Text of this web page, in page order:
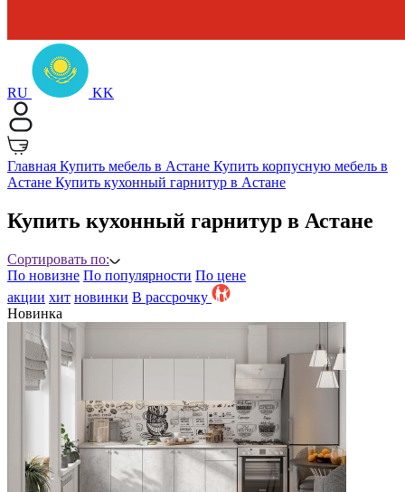
RU KK
Главная Купить мебель в Астане Купить корпусную мебель в
Астане Купить кухонный гарнитур в Астане
Купить кухонный гарнитур в Астане
Сортировать по:
По новизне По популярности По цене
акции хит новинки B рассрочку
Новинка